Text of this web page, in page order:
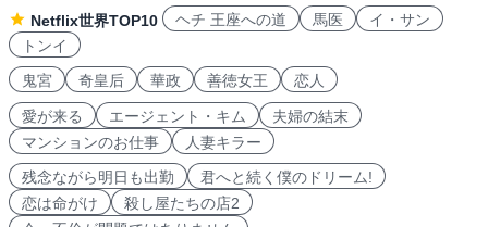
Netflix世界TOP10
ヘチ 王座への道 馬医
イ・サン
トンイ
鬼宮
奇皇后 華政 善徳女王 恋人
愛が来る エージェント・キム
夫婦の結末
マンションのお仕事
人妻キラー
残念ながら明日も出勤
君へと続く僕のドリーム!
恋は命がけ
殺し屋たちの店2